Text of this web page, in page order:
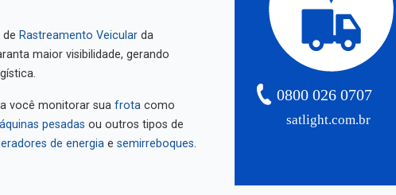
Rastreamento Veicular
da
maior visibilidade, gerando
você monitorar sua frota
pesadas
ou outros tipos de
geradores de energia semirreboques
satlight.com.br
0800 026 0707